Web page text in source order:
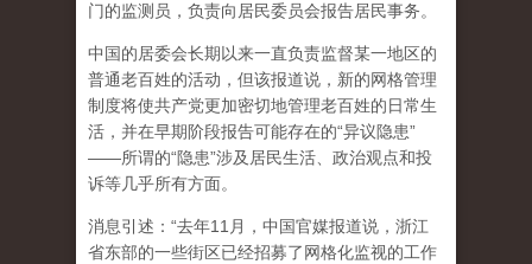
门的监测员，负责向居民委员会报告居民事务。
中国的居委会长期以来一直负责监督某一地区的
普通老百姓的活动，但该报道说，新的网格管理
制度将使共产党更加密切地管理老百姓的日常生
活，并在早期阶段报告可能存在的“异议隐患”
——所谓的“隐患”涉及居民生活、政治观点和投
诉等几乎所有方面。
消息引述：“去年11月，中国官媒报道说，浙江
省东部的一些街区已经招募了网格化监视的工作